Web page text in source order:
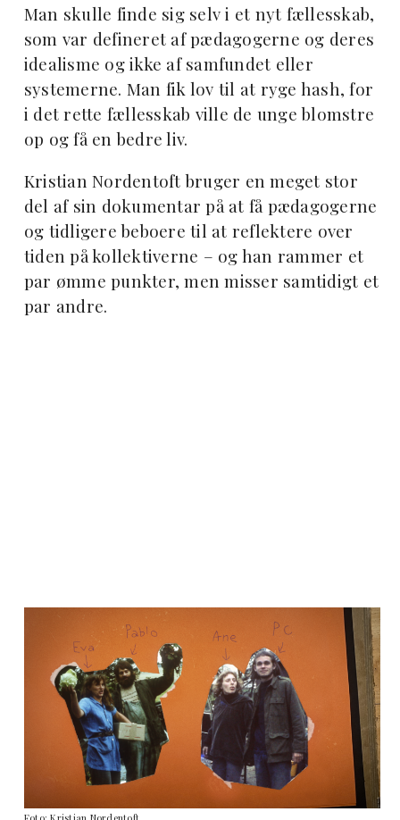
Man skulle finde sig selv i et nyt fællesskab,
som var defineret af pædagogerne og deres
idealisme og ikke af samfundet eller
systemerne. Man fik lov til at ryge hash, for
i det rette fællesskab ville de unge blomstre
op og få en bedre liv.
Kristian Nordentoft bruger en meget stor
del af sin dokumentar på at få pædagogerne
og tidligere beboere til at reflektere over
tiden på kollektiverne – og han rammer et
par ømme punkter, men misser samtidigt et
par andre.